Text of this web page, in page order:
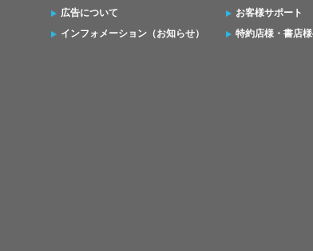
広告について
インフォメーション（お知らせ）
お客様サポート
特約店様・書店